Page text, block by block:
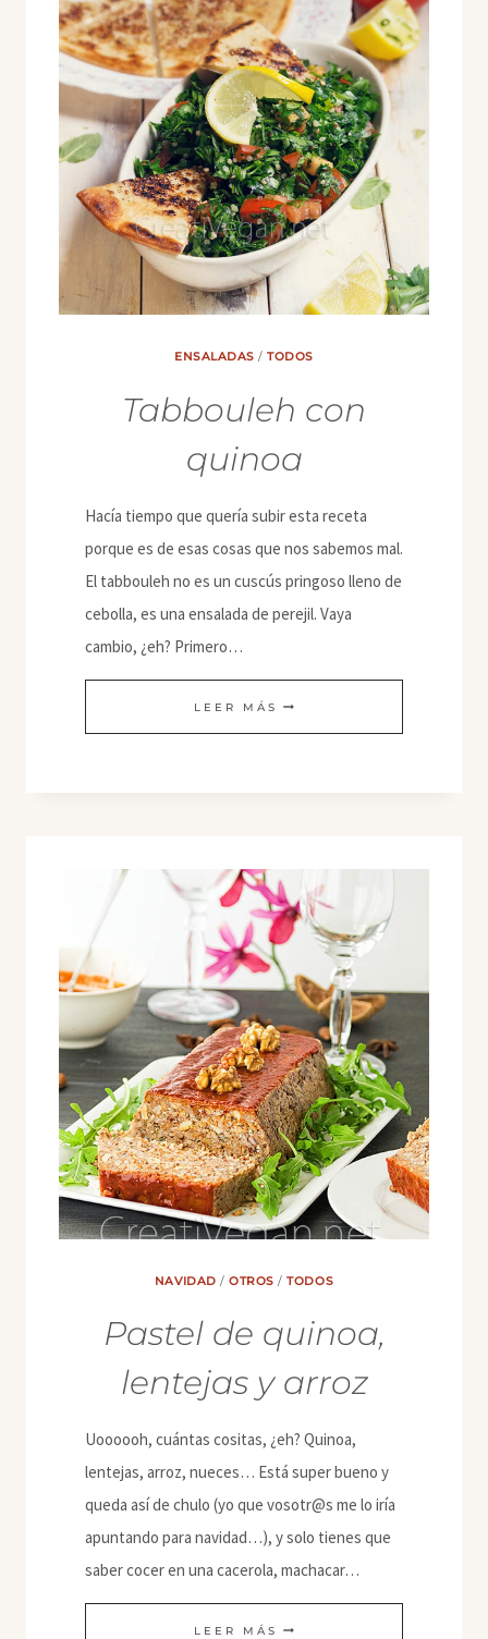
ENSALADAS /TODOS
Tabbouleh con
quinoa
Hacía tiempo que quería subir esta receta
porque es de esas cosas que nos sabemos mal.
El tabbouleh no es un cuscús pringoso lleno de
cebolla, es una ensalada de perejil. Vaya
cambio, ¿eh? Primero…
LEER MÁS TABBOULEH
CON
NAVIDAD /OTROS /TODOS
Pastel de quinoa,
lentejas y arroz
Uoooooh, cuántas cositas, ¿eh? Quinoa,
lentejas, arroz, nueces… Está super bueno y
queda así de chulo (yo que vosotr@s me lo iría
apuntando para navidad…), y solo tienes que
saber cocer en una cacerola, machacar…
LEER MÁS PASTEL